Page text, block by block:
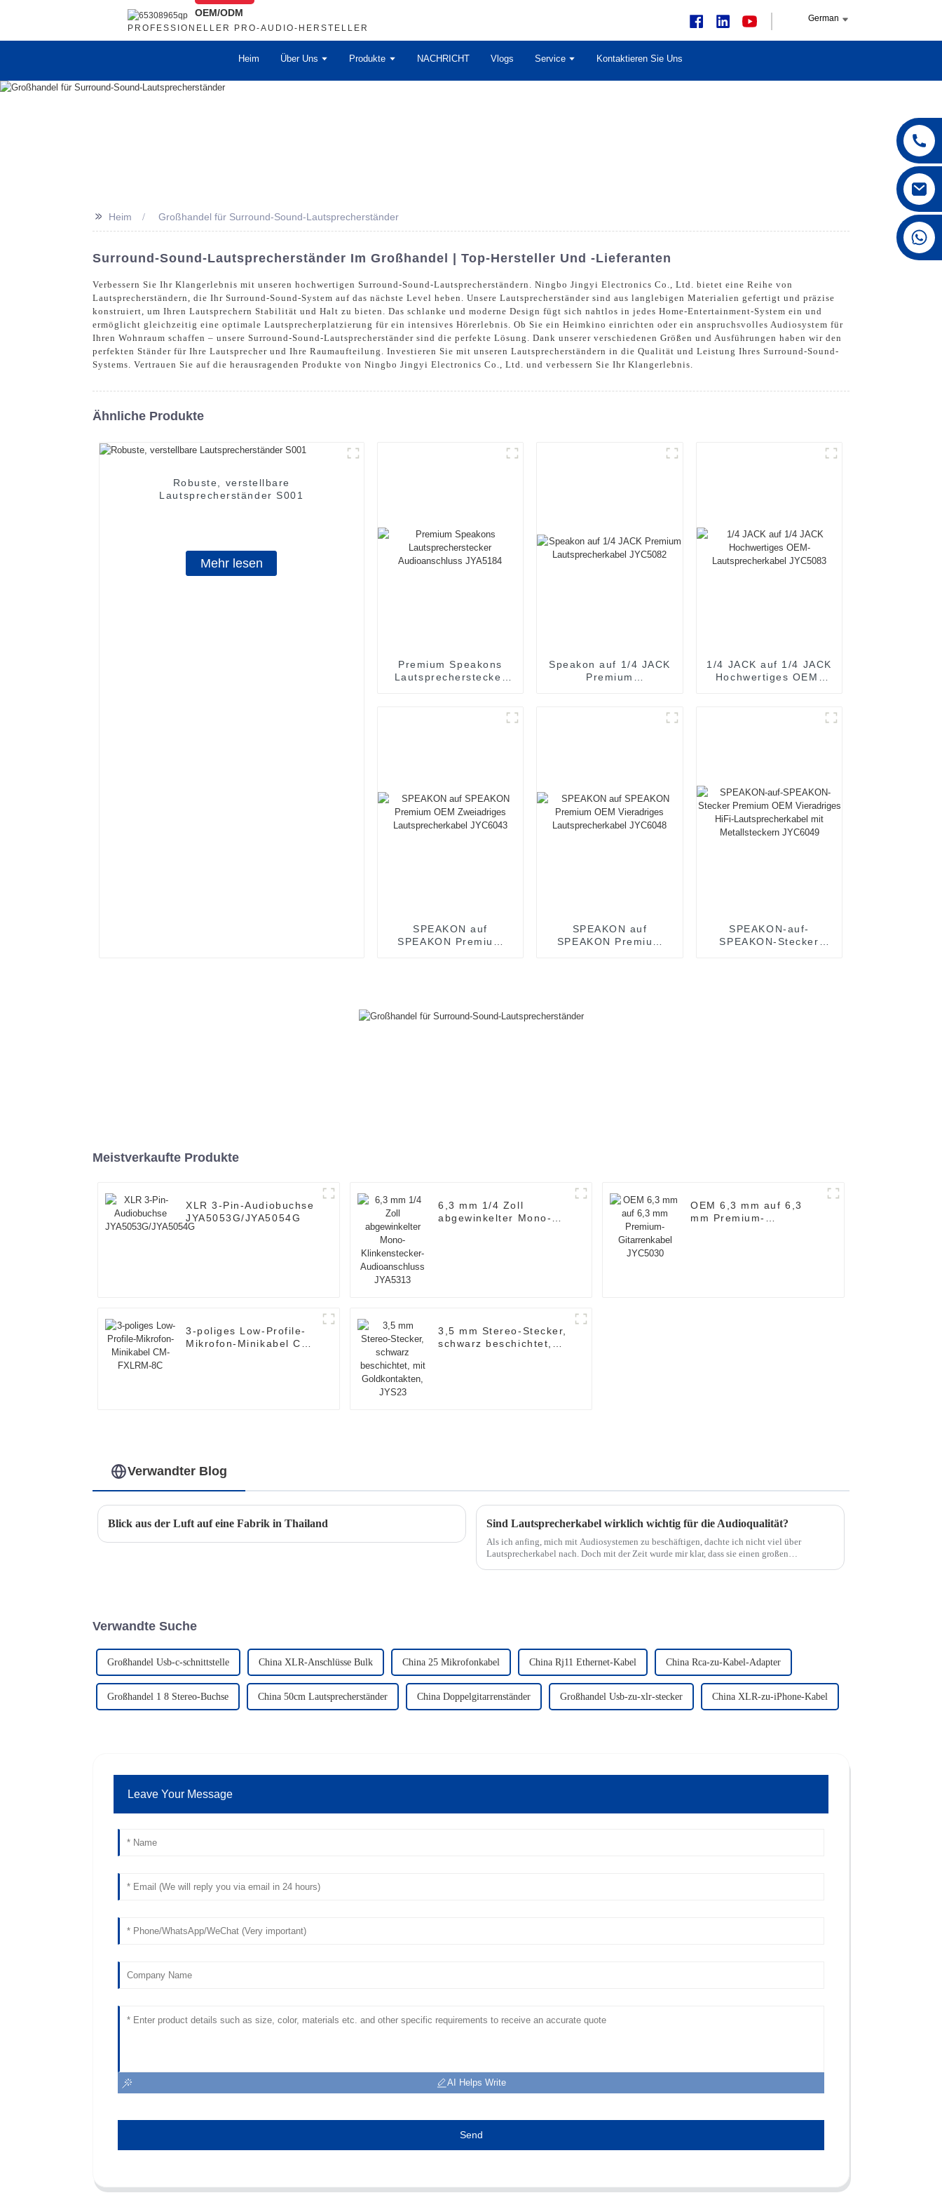
OEM/ODM
PROFESSIONELLER PRO-AUDIO-HERSTELLER
German
Heim Über Uns Produkte NACHRICHT Vlogs Service Kontaktieren Sie Uns
+86 15168592711
>> Heim Großhandel für Surround-Sound-Lautsprecherständer
Surround-Sound-Lautsprecherständer Im Großhandel | Top-Hersteller Und -Lieferanten
Verbessern Sie Ihr Klangerlebnis mit unseren hochwertigen Surround-Sound-Lautsprecherständern. Ningbo Jingyi Electronics Co., Ltd. bietet eine Reihe von
Lautsprecherständern, die Ihr Surround-Sound-System auf das nächste Level heben. Unsere Lautsprecherständer sind aus langlebigen Materialien gefertigt und präzise
konstruiert, um Ihren Lautsprechern Stabilität und Halt zu bieten. Das schlanke und moderne Design fügt sich nahtlos in jedes Home-Entertainment-System ein und
ermöglicht gleichzeitig eine optimale Lautsprecherplatzierung für ein intensives Hörerlebnis. Ob Sie ein Heimkino einrichten oder ein anspruchsvolles Audiosystem für
Ihren Wohnraum schaffen – unsere Surround-Sound-Lautsprecherständer sind die perfekte Lösung. Dank unserer verschiedenen Größen und Ausführungen haben wir den
perfekten Ständer für Ihre Lautsprecher und Ihre Raumaufteilung. Investieren Sie mit unseren Lautsprecherständern in die Qualität und Leistung Ihres Surround-Sound-
Systems. Vertrauen Sie auf die herausragenden Produkte von Ningbo Jingyi Electronics Co., Ltd. und verbessern Sie Ihr Klangerlebnis.
Ähnliche Produkte
Robuste, verstellbare
Lautsprecherständer S001
Mehr lesen
Premium Speakons
Lautsprecherstecker
Speakon auf 1/4 JACK
Premium
1/4 JACK auf 1/4 JACK
Hochwertiges OEM-
SPEAKON auf
SPEAKON Premium
SPEAKON auf
SPEAKON Premium
SPEAKON-auf-
SPEAKON-Stecker
Meistverkaufte Produkte
XLR 3-Pin-Audiobuchse
JYA5053G/JYA5054G
6,3 mm 1/4 Zoll
abgewinkelter Mono-
OEM 6,3 mm auf 6,3
mm Premium-
3-poliges Low-Profile-
Mikrofon-Minikabel CM-
3,5 mm Stereo-Stecker,
schwarz beschichtet,
Verwandter Blog
Blick aus der Luft auf eine Fabrik in Thailand Sind Lautsprecherkabel wirklich wichtig für die Audioqualität?
Als ich anfing, mich mit Audiosystemen zu beschäftigen, dachte ich nicht viel über
Lautsprecherkabel nach. Doch mit der Zeit wurde mir klar, dass sie einen großen
Verwandte Suche
Großhandel Usb-c-schnittstelle China XLR-Anschlüsse Bulk China 25 Mikrofonkabel China Rj11 Ethernet-Kabel China Rca-zu-Kabel-Adapter
Großhandel 1 8 Stereo-Buchse China 50cm Lautsprecherständer China Doppelgitarrenständer Großhandel Usb-zu-xlr-stecker China XLR-zu-iPhone-Kabel
Leave Your Message
AI Helps Write
Send